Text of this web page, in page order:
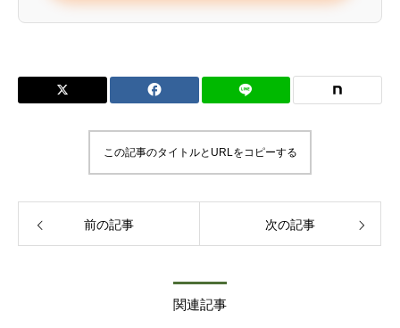
この記事のタイトルとURLをコピーする
前の記事 次の記事
関連記事
サービス管理責任者の資格要件
【実務経験】